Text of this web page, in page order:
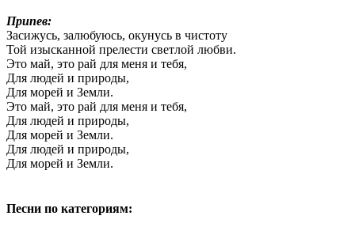
Припев:
Засижусь, залюбуюсь, окунусь в чистоту
Той изысканной прелести светлой любви.
Это май, это рай для меня и тебя,
Для людей и природы,
Для морей и Земли.
Это май, это рай для меня и тебя,
Для людей и природы,
Для морей и Земли.
Для людей и природы,
Для морей и Земли.
Песни по категориям: